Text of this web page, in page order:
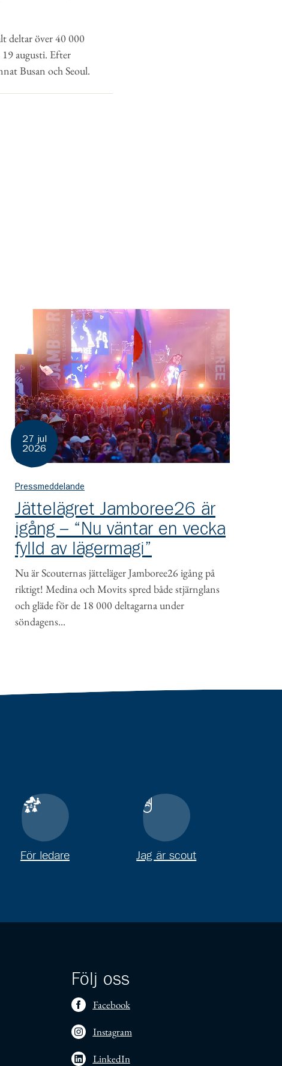
deltar över 40 000
augusti. Efter
Busan och Seoul.
27 jul
2026
Pressmeddelande
Jättelägret Jamboree26 är
igång – “Nu väntar en vecka
fylld av lägermagi”
Nu är Scouternas jätteläger Jamboree26 igång på
riktigt! Medina och Movits spred både stjärnglans
och gläde för de 18 000 deltagarna under
söndagens...
För ledare Jag är scout
Följ oss
Facebook
Instagram
LinkedIn